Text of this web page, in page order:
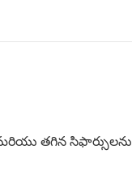
తగిన సిఫార్సులను